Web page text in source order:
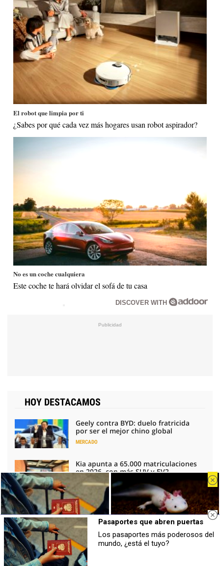
El robot que limpia por ti
¿Sabes por qué cada vez más hogares usan robot aspirador?
No es un coche cualquiera
Este coche te hará olvidar el sofá de tu casa
DISCOVER WITH
HOY DESTACAMOS
Geely contra BYD: duelo fratricida
por ser el mejor chino global
MERCADO
Kia apunta a 65.000 matriculaciones
en 2026, con más SUV y EV2
MERCADO Juan Carlos Payo
Pragmatismo para la automoción: la
receta de los fabricantes europeos
INDUSTRIA Toni Fuentes
Bruselas cambia el arancel del
Tavascan por un precio mínimo y un
cupo
Pasaportes que abren puertas
Los pasaportes más poderosos del
mundo, ¿está el tuyo?
¿Sabías que existen?
Estas criaturas existen y parecen
Pasaportes que abren puertas
Los pasaportes más poderosos del
mundo, ¿está el tuyo?